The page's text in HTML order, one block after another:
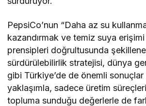
PepsiCo’nun “Daha az su
kazandırmak ve temiz suya erişimi
prensipleri doğrultusunda
sürdürülebilirlik stratejisi, dünya
gibi Türkiye’de de önemli
yaklaşımla, sadece üretim
topluma sunduğu değerlerle de